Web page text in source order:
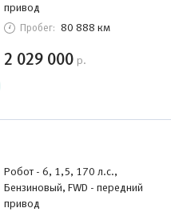
привод
Пробег: 80 888 км
2 029 000 р.
Робот - 6, 1,5, 170 л.с.,
Бензиновый, FWD - передний
привод